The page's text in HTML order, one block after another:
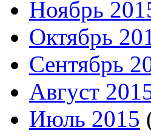
Ноябрь
Октябрь
Сентябрь
Август
Июль 2015